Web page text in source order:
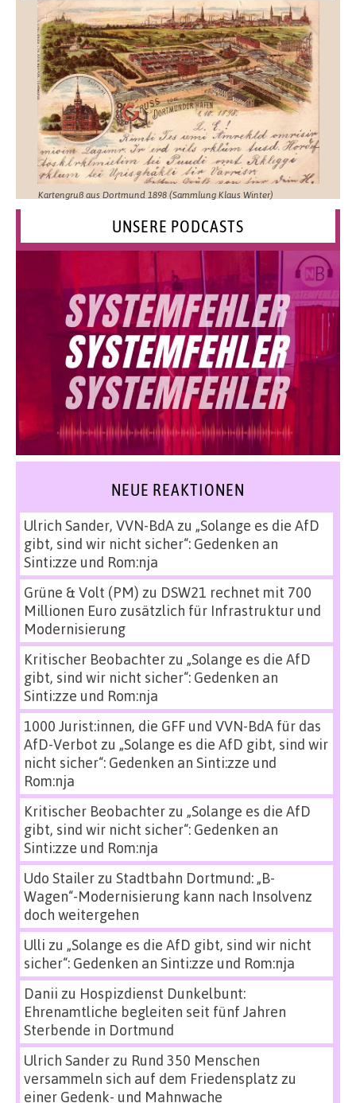
Kartengruß aus Dortmund 1898 (Sammlung Klaus Winter)
UNSERE PODCASTS
NEUE REAKTIONEN
Ulrich Sander, VVN-BdAzu „Solange es die AfD
gibt, sind wir nicht sicher“: Gedenken an
Sinti:zze und Rom:nja
Grüne & Volt (PM) zu DSW21 rechnet mit 700
Millionen Euro zusätzlich für Infrastruktur und
Modernisierung
Kritischer Beobachterzu „Solange es die AfD
gibt, sind wir nicht sicher“: Gedenken an
Sinti:zze und Rom:nja
1000 Jurist:innen, die GFF und VVN-BdA für das
AfD-Verbot zu „Solange es die AfD gibt, sind wir
nicht sicher“: Gedenken an Sinti:zze und
Rom:nja
Kritischer Beobachterzu „Solange es die AfD
gibt, sind wir nicht sicher“: Gedenken an
Sinti:zze und Rom:nja
Udo Stailerzu Stadtbahn Dortmund: „B-
Wagen“-Modernisierung kann nach Insolvenz
doch weitergehen
Ulli zu „Solange es die AfD gibt, sind wir nicht
sicher“: Gedenken an Sinti:zze und Rom:nja
Danii zu Hospizdienst Dunkelbunt:
Ehrenamtliche begleiten seit fünf Jahren
Sterbende in Dortmund
Ulrich Sanderzu Rund 350 Menschen
versammeln sich auf dem Friedensplatz zu
einer Gedenk- und Mahnwache